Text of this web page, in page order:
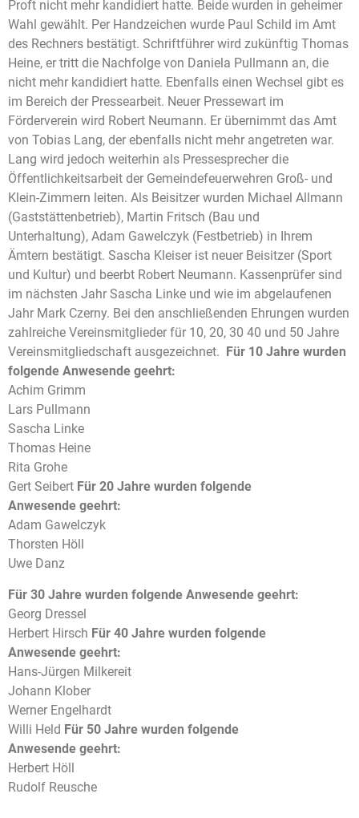
Proft nicht mehr kandidiert hatte. Beide wurden in geheimer
Wahl gewählt. Per Handzeichen wurde Paul Schild im Amt
des Rechners bestätigt. Schriftführer wird zukünftig Thomas
Heine, er tritt die Nachfolge von Daniela Pullmann an, die
nicht mehr kandidiert hatte. Ebenfalls einen Wechsel gibt es
im Bereich der Pressearbeit. Neuer Pressewart im
Förderverein wird Robert Neumann. Er übernimmt das Amt
von Tobias Lang, der ebenfalls nicht mehr angetreten war.
Lang wird jedoch weiterhin als Pressesprecher die
Öffentlichkeitsarbeit der Gemeindefeuerwehren Groß- und
Klein-Zimmern leiten. Als Beisitzer wurden Michael Allmann
(Gaststättenbetrieb), Martin Fritsch (Bau und
Unterhaltung), Adam Gawelczyk (Festbetrieb) in Ihrem
Ämtern bestätigt. Sascha Kleiser ist neuer Beisitzer (Sport
und Kultur) und beerbt Robert Neumann. Kassenprüfer sind
im nächsten Jahr Sascha Linke und wie im abgelaufenen
Jahr Mark Czerny. Bei den anschließenden Ehrungen wurden
zahlreiche Vereinsmitglieder für 10, 20, 30 40 und 50 Jahre
Vereinsmitgliedschaft ausgezeichnet.
Für 10 Jahre wurden
folgende Anwesende geehrt:
Achim Grimm
Lars Pullmann
Sascha Linke
Thomas Heine
Rita Grohe
Gert Seibert Für 20 Jahre wurden folgende
Anwesende geehrt:
Adam Gawelczyk
Thorsten Höll
Uwe Danz
Für 30 Jahre wurden folgende Anwesende geehrt:
Georg Dressel
Herbert Hirsch Für 40 Jahre wurden folgende
Anwesende geehrt:
Hans-Jürgen Milkereit
Johann Klober
Werner Engelhardt
Willi Held Für 50 Jahre wurden folgende
Anwesende geehrt:
Herbert Höll
Rudolf Reusche